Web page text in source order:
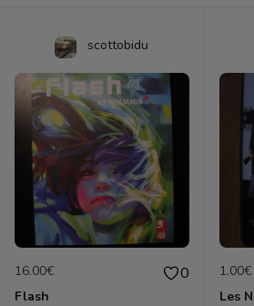
scottobidu
16.00€ 0
Flash
1.00€